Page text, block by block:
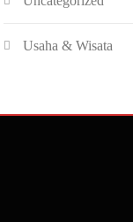
Usaha & Wisata